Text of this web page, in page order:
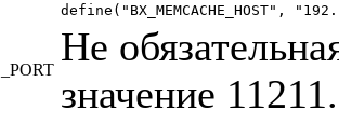
define("BX_MEMCACHE_HOST",
Не
значение 11211.